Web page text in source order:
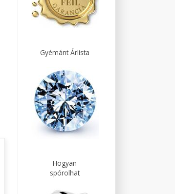
Gyémánt Árlista
Hogyan
spórolhat